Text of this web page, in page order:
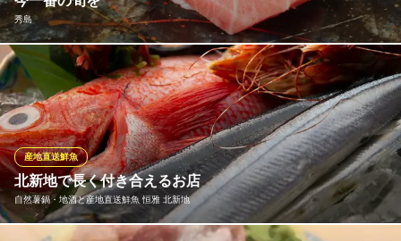
よし光
ふぐ料理
ＪＲ東西線北新地駅 徒歩4分
大阪府大阪市北区曽根崎新地1-8-5
秀島
季節ごとに旬の最盛期を迎える食材を厳選してお客様にご提供。
本マグロや雲丹、イクラといった王道のネタを始め、旬にしか味
わえない魚種も取り揃えてございます。職人の目利きならでは
の、ここでしかお召し上がり頂けないお寿司、逸品を是非お召し
上がりください。
秀島
北新地駅近くの本格鮨
ＪＲ東西線北新地駅 徒歩2分
北新地で長く付き合えるお店
自然薯鍋・地酒と産地直送鮮魚 恒雅 北新地
産地直送鮮魚